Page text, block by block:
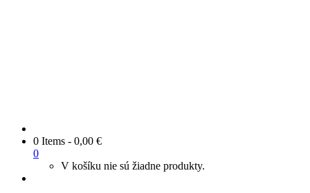
0 Items - 0,00 €
0
V košíku nie sú žiadne produkty.